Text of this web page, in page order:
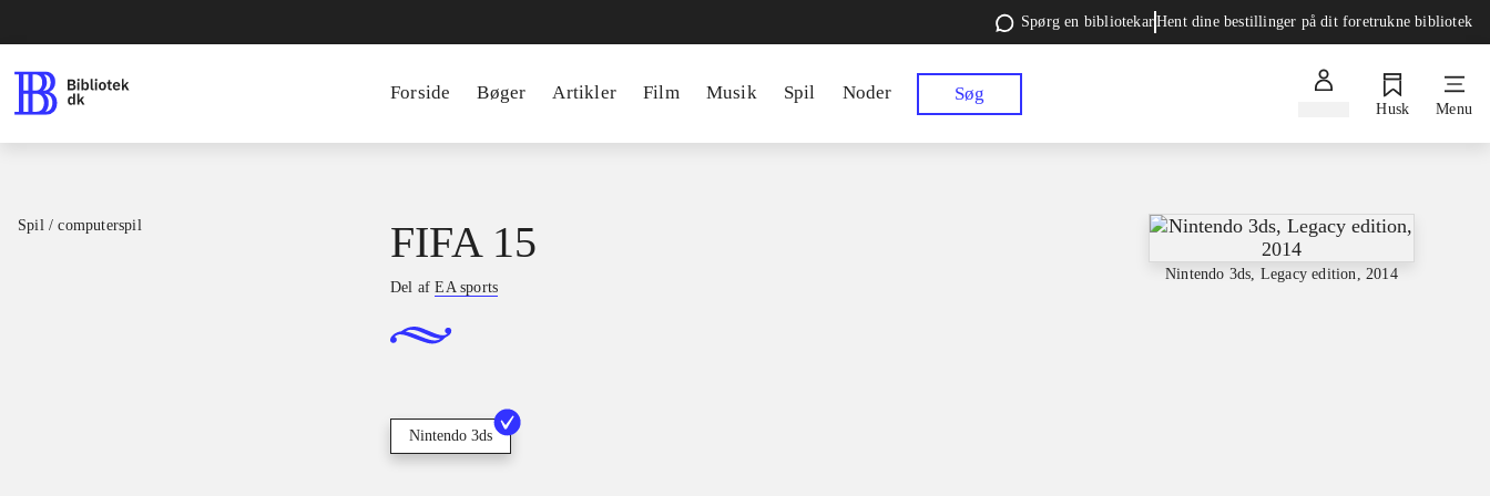
Spørg en bibliotekarHent dine bestillinger på dit foretrukne bibliotek
Forside Bøger Artikler Film Musik Spil Noder Søg
Husk Menu
Spil / computerspil
Nintendo 3ds, Legacy edition, 2014
FIFA 15
Del afEA sports
Nintendo 3ds